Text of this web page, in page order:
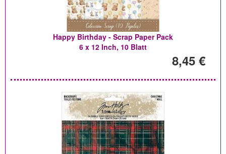
Happy Birthday - Scrap Paper Pack
6 x 12 Inch, 10 Blatt
8,45 €